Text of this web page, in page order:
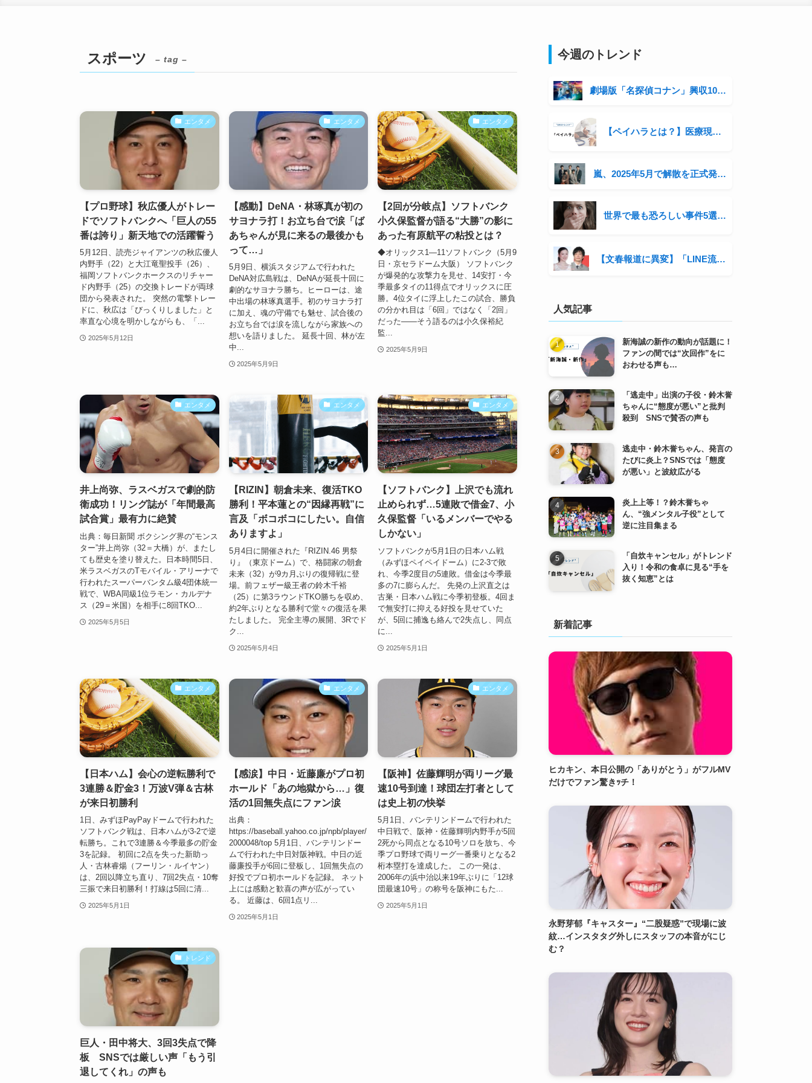
スポーツ – tag –
エンタメ
【プロ野球】秋広優人がトレー
ドでソフトバンクへ「巨人の55
番は誇り」新天地での活躍誓う
5月12日、読売ジャイアンツの秋広優人
内野手（22）と大江竜聖投手（26）、
福岡ソフトバンクホークスのリチャー
ド内野手（25）の交換トレードが両球
団から発表された。 突然の電撃トレー
ドに、秋広は「びっくりしました」と
率直な心境を明かしながらも、「...
2025年5月12日
エンタメ
【感動】DeNA・林琢真が初の
サヨナラ打！お立ち台で涙「ば
あちゃんが見に来るの最後かも
って…」
5月9日、横浜スタジアムで行われた
DeNA対広島戦は、DeNAが延長十回に
劇的なサヨナラ勝ち。ヒーローは、途
中出場の林琢真選手。初のサヨナラ打
に加え、魂の守備でも魅せ、試合後の
お立ち台では涙を流しながら家族への
想いを語りました。 延長十回、林が左
中...
2025年5月9日
エンタメ
【2回が分岐点】ソフトバンク
小久保監督が語る“大勝”の影に
あった有原航平の粘投とは？
◆オリックス1―11ソフトバンク（5月9
日・京セラドーム大阪） ソフトバンク
が爆発的な攻撃力を見せ、14安打・今
季最多タイの11得点でオリックスに圧
勝。4位タイに浮上したこの試合、勝負
の分かれ目は「6回」ではなく「2回」
だった――そう語るのは小久保裕紀
監...
2025年5月9日
エンタメ
井上尚弥、ラスベガスで劇的防
衛成功！リング誌が「年間最高
試合賞」最有力に絶賛
出典：毎日新聞 ボクシング界の“モンス
ター”井上尚弥（32＝大橋）が、またし
ても歴史を塗り替えた。日本時間5日、
米ラスベガスのTモバイル・アリーナで
行われたスーパーバンタム級4団体統一
戦で、WBA同級1位ラモン・カルデナ
ス（29＝米国）を相手に8回TKO...
2025年5月5日
エンタメ
【RIZIN】朝倉未来、復活TKO
勝利！平本蓮との“因縁再戦”に
言及「ボコボコにしたい。自信
ありますよ」
5月4日に開催された『RIZIN.46 男祭
り』（東京ドーム）で、格闘家の朝倉
未来（32）が9カ月ぶりの復帰戦に登
場。前フェザー級王者の鈴木千裕
（25）に第3ラウンドTKO勝ちを収め、
約2年ぶりとなる勝利で堂々の復活を果
たしました。 完全主導の展開、3Rでド
ク...
2025年5月4日
エンタメ
【ソフトバンク】上沢でも流れ
止められず…5連敗で借金7、小
久保監督「いるメンバーでやる
しかない」
ソフトバンクが5月1日の日本ハム戦
（みずほペイペイドーム）に2-3で敗
れ、今季2度目の5連敗。借金は今季最
多の7に膨らんだ。 先発の上沢直之は
古巣・日本ハム戦に今季初登板。4回ま
で無安打に抑える好投を見せていた
が、5回に捕逸も絡んで2失点し、同点
に...
2025年5月1日
エンタメ
【日本ハム】会心の逆転勝利で
3連勝＆貯金3！万波V弾＆古林
が来日初勝利
1日、みずほPayPayドームで行われた
ソフトバンク戦は、日本ハムが3-2で逆
転勝ち。これで3連勝＆今季最多の貯金
3を記録。 初回に2点を失った新助っ
人・古林睿煬（フーリン・ルイヤン）
は、2回以降立ち直り、7回2失点・10奪
三振で来日初勝利！打線は5回に清...
2025年5月1日
エンタメ
【感涙】中日・近藤廉がプロ初
ホールド「あの地獄から…」復
活の1回無失点にファン涙
出典：
https://baseball.yahoo.co.jp/npb/player/
2000048/top 5月1日、バンテリンドー
ムで行われた中日対阪神戦。中日の近
藤廉投手が6回に登板し、1回無失点の
好投でプロ初ホールドを記録。 ネット
上には感動と歓喜の声が広がってい
る。 近藤は、6回1点リ...
2025年5月1日
エンタメ
【阪神】佐藤輝明が両リーグ最
速10号到達！球団左打者として
は史上初の快挙
5月1日、バンテリンドームで行われた
中日戦で、阪神・佐藤輝明内野手が5回
2死から同点となる10号ソロを放ち、今
季プロ野球で両リーグ一番乗りとなる2
桁本塁打を達成した。 この一発は、
2006年の浜中治以来19年ぶりに「12球
団最速10号」の称号を阪神にもた...
2025年5月1日
トレンド
巨人・田中将大、3回3失点で降
板 SNSでは厳しい声「もう引
退してくれ」の声も
今週のトレンド
劇場版「名探偵コナン」興収100億円突破！シリーズ3年連続の快挙と青山剛昌の収入事情に迫る
【ペイハラとは？】医療現場の患者ハラスメントが話題に
嵐、2025年5月で解散を正式発表 最後の全国ツアー開催へ「感謝を直接伝えたい」
世界で最も恐ろしい事件5選 | 歴史に刻まれた衝撃の出来事
【文春報道に異変】「LINE流出」報道で炎上 週刊文春は今後どうなる？
人気記事
新海誠の新作の動向が話題に！
ファンの間では“次回作”をに
おわせる声も…
「逃走中」出演の子役・鈴木誉
ちゃんに“態度が悪い”と批判
殺到 SNSで賛否の声も
逃走中・鈴木誉ちゃん、発言の
たびに炎上？SNSでは「態度
が悪い」と波紋広がる
炎上上等！？鈴木誉ちゃ
ん、“強メンタル子役”として
逆に注目集まる
「自炊キャンセル」がトレンド
入り！令和の食卓に見る“手を
抜く知恵”とは
新着記事
ヒカキン、本日公開の「ありがとう」がフルMV
だけでファン驚きｯチ！
永野芽郁『キャスター』“二股疑惑”で現場に波
紋…インスタタグ外しにスタッフの本音がにじ
む？